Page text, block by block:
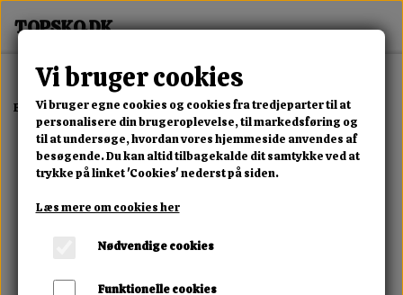
Forside Dame Alle Damesko Dame Støvler Camel
Vi bruger cookies
Vi bruger egne cookies og cookies fra tredjeparter til at
personalisere din brugeroplevelse, til markedsføring og
til at undersøge, hvordan vores hjemmeside anvendes af
besøgende. Du kan altid tilbagekalde dit samtykke ved at
trykke på linket 'Cookies' nederst på siden.
Læs mere om cookies her
Nødvendige cookies
Funktionelle cookies